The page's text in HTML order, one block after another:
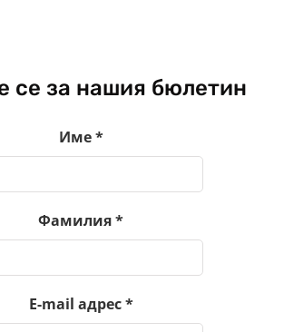
се за нашия бюлетин
Име*
Фамилия*
E-mail адрес*